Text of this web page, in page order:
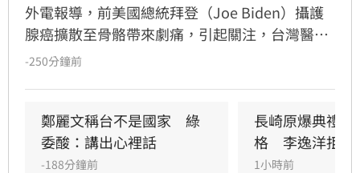
外電報導，前美國總統拜登（Joe Biden）攝護
腺癌擴散至骨骼帶來劇痛，引起關注，台灣醫界
指出，美國執行攝護腺癌篩，晚期發現僅佔3%
-250分鐘前
鄭麗文稱台不是國家　綠
委酸：講出心裡話
-188分鐘前
長崎原爆典禮
格　李逸洋拒出
1小時前